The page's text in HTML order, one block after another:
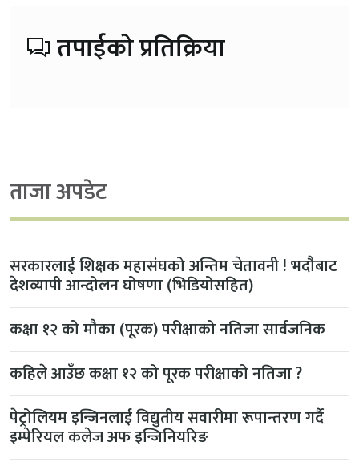
तपाईको प्रतिक्रिया
ताजा अपडेट
सरकारलाई शिक्षक महासंघको अन्तिम चेतावनी ! भदौबाट
देशव्यापी आन्दोलन घोषणा (भिडियोसहित)
कक्षा १२ को मौका (पूरक) परीक्षाको नतिजा सार्वजनिक
कहिले आउँछ कक्षा १२ को पूरक परीक्षाको नतिजा ?
पेट्रोलियम इन्जिनलाई विद्युतीय सवारीमा रूपान्तरण गर्दै
इम्पेरियल कलेज अफ इन्जिनियरिङ